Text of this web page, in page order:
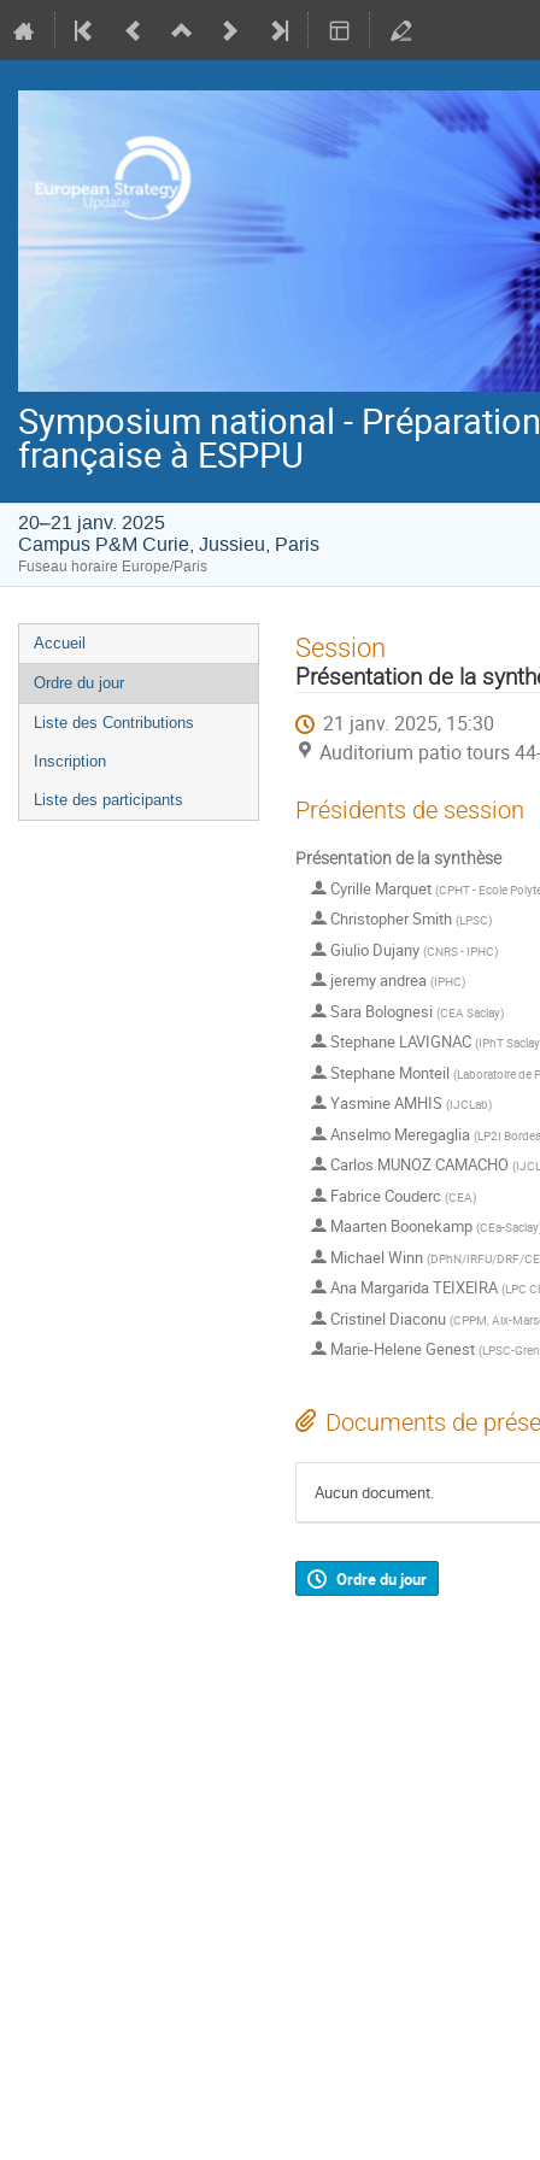
Symposium national -
française à ESPPU
20–21 janv. 2025
Campus P&M Curie, Jussieu, Paris
Fuseau horaire Europe/Paris
Menu
de
l'événement
Accueil
Ordre du jour
Liste des Contributions
Inscription
Liste des participants
Session
Présentation de la
21 janv. 2025, 15:30
Auditorium patio tours
Présidents de session
Présentation de la synthèse
Cyrille Marquet (CPHT - Ecole
Christopher Smith (LPSC)
Giulio Dujany (CNRS - IPHC)
jeremy andrea (IPHC)
Sara Bolognesi (CEA Saclay)
Stephane LAVIGNAC (IPhT Saclay
Stephane Monteil (Laboratoire de
Yasmine AMHIS (IJCLab)
Anselmo Meregaglia (LP2I
Carlos MUNOZ CAMACHO (
Fabrice Couderc (CEA)
Maarten Boonekamp (CEa-Saclay
Michael Winn (DPhN/IRFU/DRF/
Ana Margarida TEIXEIRA (LPC
Cristinel Diaconu (CPPM, Aix-
Marie-Helene Genest (LPSC-
Documents de
Aucun document.
Ordre du jour